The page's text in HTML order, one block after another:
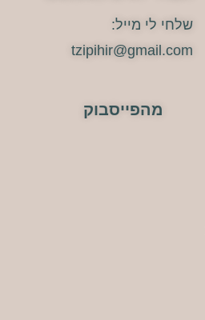
שלחי לי מייל:
tzipihir@gmail.com
מהפייסבוק